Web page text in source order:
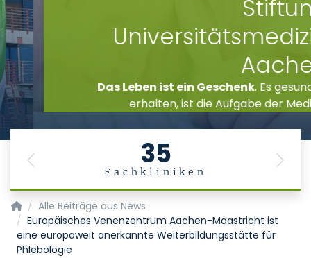
Stiftung
Universitätsmedizin
Aachen
Das Leben ist ein Geschenk. Es gesund zu
erhalten, ist die Aufgabe der Medizin.
35
Fachkliniken
Previous Next
Startseite
Alle Beiträge aus News
Europäisches Venenzentrum Aachen-Maastricht ist
eine europaweit anerkannte Weiterbildungsstätte für
Phlebologie